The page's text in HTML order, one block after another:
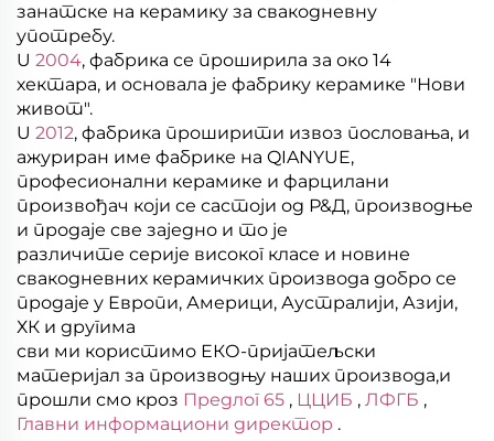
занатске на керамику за свакодневну
употребу.
U 2004, фабрика се проширила за око 14
хектара, и основала је фабрику керамике "Нови
живот".
U 2012, фабрика проширити извоз пословања, и
ажуриран име фабрике на QIANYUE,
професионални керамике и фарцилани
произвођач који се састоји од Р&Д, производње
и продаје све заједно и то је
различите серије високог класе и новине
свакодневних керамичких производа добро се
продаје у Европи, Америци, Аустралији, Азији,
ХК и другима
сви ми користимо ЕКО-пријатељски
материјал за производњу наших производа,и
прошли смо кроз Предлог 65 , ЦЦИБ , ЛФГБ ,
Главни информациони директор .